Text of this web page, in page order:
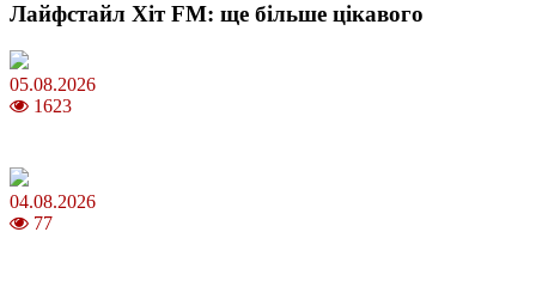
Лайфстайл Хіт FM: ще більше цікавого
05.08.2026
1623
04.08.2026
77